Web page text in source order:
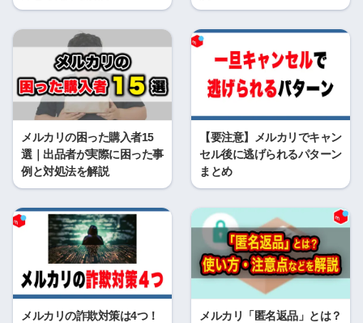
メルカリの困った購入者15
選｜出品者が実際に困った事
例と対処法を解説
【要注意】メルカリでキャン
セル後に逃げられるパターン
まとめ
メルカリの詐欺対策は4つ！
メルカリ「匿名返品」とは？